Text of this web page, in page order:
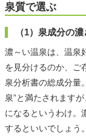
泉質で選ぶ
（1）泉成分の濃
濃～い温泉は、温泉
を見分けるのか、ご
泉分析書の総成分量
泉”と満たされます
になるというわけ。
するといいでしょう。